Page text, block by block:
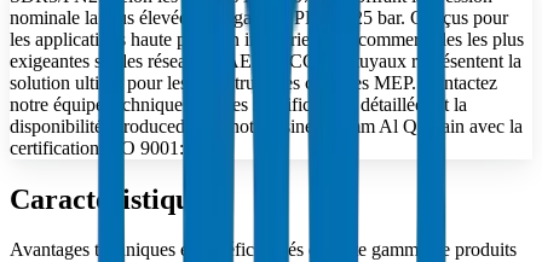
nominale la plus élevée de la gamme PP-R à 25 bar. Conçus pour
les applications haute pression industrielles et commerciales les plus
exigeantes sur les réseaux UAE et GCC, ​​ces tuyaux représentent la
solution ultime pour les infrastructures critiques MEP. Contactez
notre équipe technique pour les spécifications détaillées et la
disponibilité. Produced dans notre usine d'Umm Al Quwain avec la
certification ISO 9001:2015.
Caractéristiques
Avantages techniques et bénéfices clés de cette gamme de produits